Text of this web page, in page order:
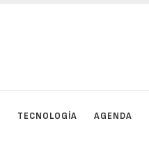
TECNOLOGÍA AGENDA